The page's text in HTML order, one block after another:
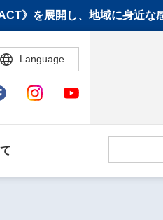
》を展開し、地域に身近な
Language